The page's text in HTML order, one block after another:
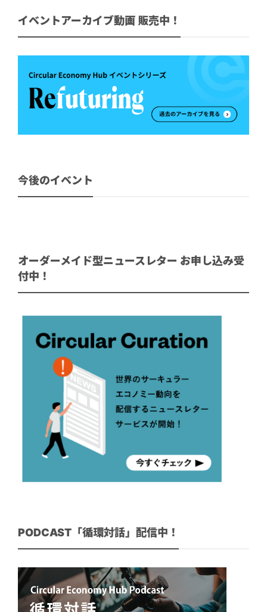
イベントアーカイブ動画 販売中！
今後のイベント
オーダーメイド型ニュースレター お申し込み受
付中！
PODCAST「循環対話」配信中！